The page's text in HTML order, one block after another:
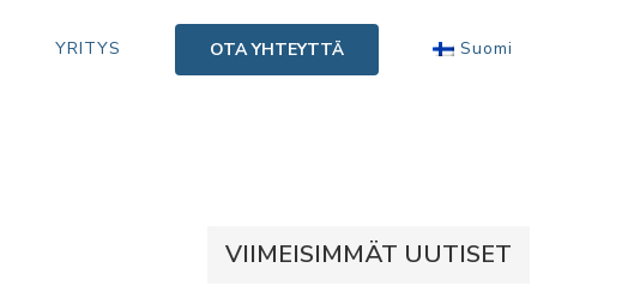
YRITYS OTA YHTEYTTÄ Suomi
VIIMEISIMMÄT UUTISET